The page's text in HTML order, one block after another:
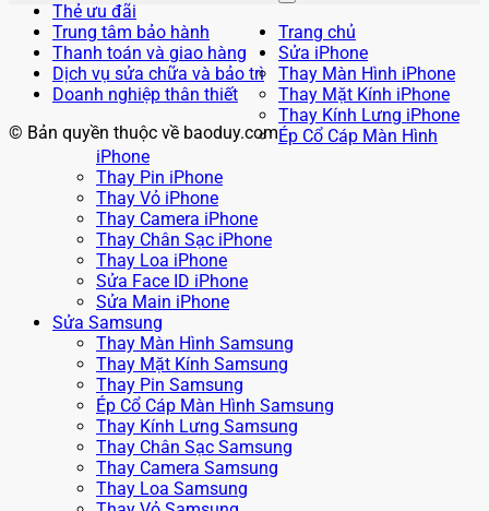
Thẻ ưu đãi
Trung tâm bảo hành
Thanh toán và giao hàng
Dịch vụ sửa chữa và bảo trì
Doanh nghiệp thân thiết
© Bản quyền thuộc về baoduy.com
Trang chủ
Sửa iPhone
Thay Màn Hình iPhone
Thay Mặt Kính iPhone
Thay Kính Lưng iPhone
Ép Cổ Cáp Màn Hình
iPhone
Thay Pin iPhone
Thay Vỏ iPhone
Thay Camera iPhone
Thay Chân Sạc iPhone
Thay Loa iPhone
Sửa Face ID iPhone
Sửa Main iPhone
Sửa Samsung
Thay Màn Hình Samsung
Thay Mặt Kính Samsung
Thay Pin Samsung
Ép Cổ Cáp Màn Hình Samsung
Thay Kính Lưng Samsung
Thay Chân Sạc Samsung
Thay Camera Samsung
Thay Loa Samsung